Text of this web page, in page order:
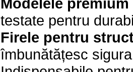
testate pentru
Firele pentru
îmbunătățesc